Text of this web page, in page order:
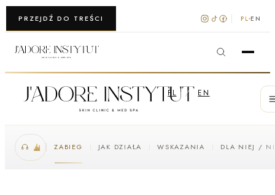
PRZEJDŹ DO TREŚCI
WARSZAWA · KRAKÓW PL EN
PL / EN
ZABIEG JAK DZIAŁA WSKAZANIA DLA NIEJ /